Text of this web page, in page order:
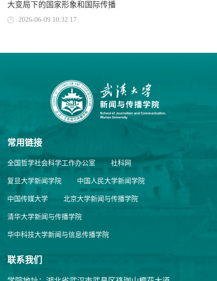
大变局下的国家形象和国际传播
2026-06-09 10:32:17
常用链接
全国哲学社会科学工作办公室 社科网
复旦大学新闻学院 中国人民大学新闻学院
中国传媒大学 北京大学新闻与传播学院
清华大学新闻与传播学院
华中科技大学新闻与信息传播学院
联系我们